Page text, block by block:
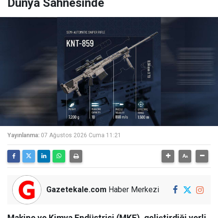
Dünya Sahnesinde
Yayınlanma: 07 Ağustos 2026 Cuma 11:21
Gazetekale.com Haber Merkezi